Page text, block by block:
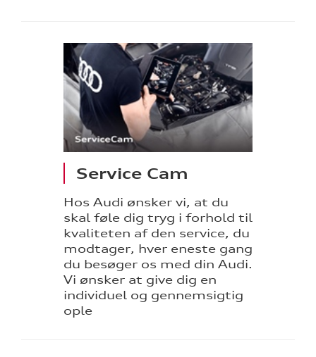
Service Cam
Hos Audi ønsker vi, at du
skal føle dig tryg i forhold til
kvaliteten af den service, du
modtager, hver eneste gang
du besøger os med din Audi.
Vi ønsker at give dig en
individuel og gennemsigtig
ople